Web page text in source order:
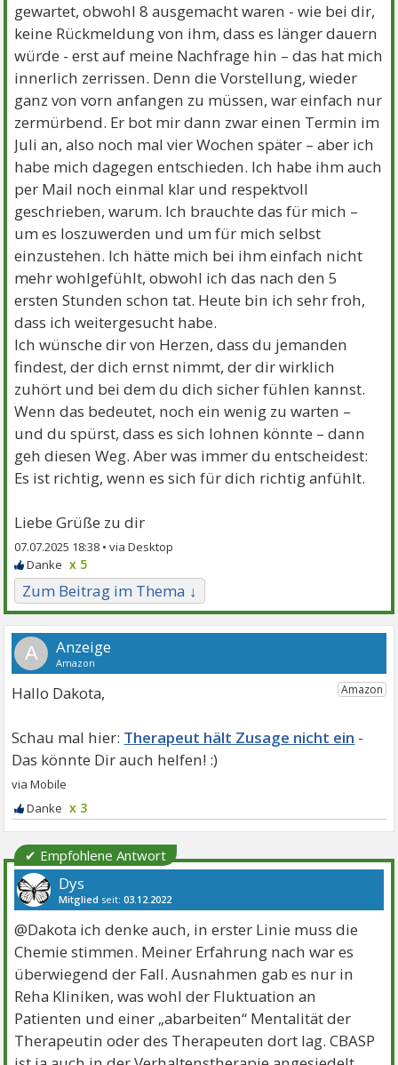
gewartet, obwohl 8 ausgemacht waren - wie bei dir,
keine Rückmeldung von ihm, dass es länger dauern
würde - erst auf meine Nachfrage hin – das hat mich
innerlich zerrissen. Denn die Vorstellung, wieder
ganz von vorn anfangen zu müssen, war einfach nur
zermürbend. Er bot mir dann zwar einen Termin im
Juli an, also noch mal vier Wochen später – aber ich
habe mich dagegen entschieden. Ich habe ihm auch
per Mail noch einmal klar und respektvoll
geschrieben, warum. Ich brauchte das für mich –
um es loszuwerden und um für mich selbst
einzustehen. Ich hätte mich bei ihm einfach nicht
mehr wohlgefühlt, obwohl ich das nach den 5
ersten Stunden schon tat. Heute bin ich sehr froh,
dass ich weitergesucht habe.
Ich wünsche dir von Herzen, dass du jemanden
findest, der dich ernst nimmt, der dir wirklich
zuhört und bei dem du dich sicher fühlen kannst.
Wenn das bedeutet, noch ein wenig zu warten –
und du spürst, dass es sich lohnen könnte – dann
geh diesen Weg. Aber was immer du entscheidest:
Es ist richtig, wenn es sich für dich richtig anfühlt.
Liebe Grüße zu dir
07.07.2025 18:38 •
x 5
Zum Beitrag im Thema ↓
A
Hallo Dakota,
Therapeut hält Zusage nicht ein
x 3
✔ Empfohlene Antwort
Dys
Mitglied seit:03.12.2022
@Dakota ich denke auch, in erster Linie muss die
Chemie stimmen. Meiner Erfahrung nach war es
überwiegend der Fall. Ausnahmen gab es nur in
Reha Kliniken, was wohl der Fluktuation an
Patienten und einer „abarbeiten“ Mentalität der
Therapeutin oder des Therapeuten dort lag. CBASP